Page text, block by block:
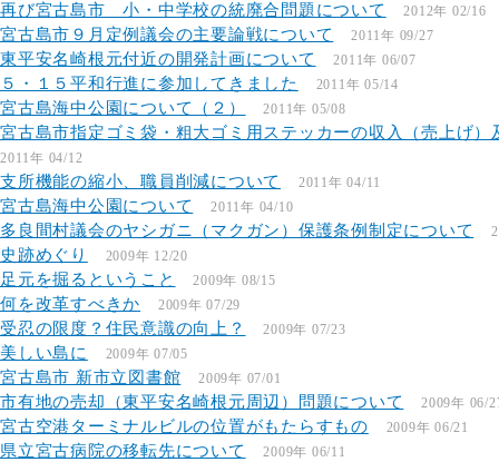
再び宮古島市 小・中学校の統廃合問題について 2012年 02/16
宮古島市９月定例議会の主要論戦について 2011年 09/27
東平安名崎根元付近の開発計画について 2011年 06/07
５・１５平和行進に参加してきました 2011年 05/14
宮古島海中公園について（２） 2011年 05/08
宮古島市指定ゴミ袋・粗大ゴミ用ステッカーの収入（売上げ
2011年 04/12
支所機能の縮小、職員削減について 2011年 04/11
宮古島海中公園について 2011年 04/10
多良間村議会のヤシガニ（マクガン）保護条例制定について
史跡めぐり 2009年 12/20
足元を掘るということ 2009年 08/15
何を改革すべきか 2009年 07/29
受忍の限度？住民意識の向上？ 2009年 07/23
美しい島に 2009年 07/05
宮古島市 新市立図書館 2009年 07/01
市有地の売却（東平安名崎根元周辺）問題について 2009年 06/
宮古空港ターミナルビルの位置がもたらすもの 2009年 06/21
県立宮古病院の移転先について 2009年 06/11